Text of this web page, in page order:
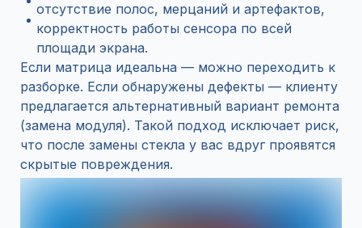
отсутствие полос, мерцаний и артефактов,
корректность работы сенсора по всей
площади экрана.
Если матрица идеальна — можно переходить к
разборке. Если обнаружены дефекты — клиенту
предлагается альтернативный вариант ремонта
(замена модуля). Такой подход исключает риск,
что после замены стекла у вас вдруг проявятся
скрытые повреждения.